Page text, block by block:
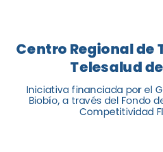
Centro Regional de
Telesalud
Iniciativa financiada por el
Biobío, a través del Fondo
Competitividad